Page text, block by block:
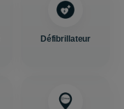
Défibrillateur